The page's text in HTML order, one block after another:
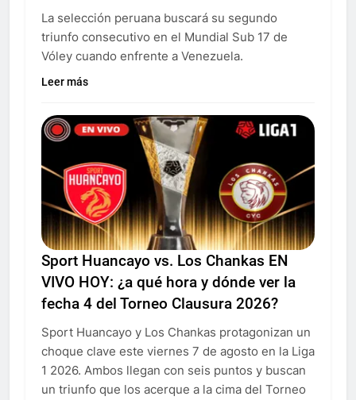
La selección peruana buscará su segundo
triunfo consecutivo en el Mundial Sub 17 de
Vóley cuando enfrente a Venezuela.
Leer más
Sport Huancayo vs. Los Chankas EN
VIVO HOY: ¿a qué hora y dónde ver la
fecha 4 del Torneo Clausura 2026?
Sport Huancayo y Los Chankas protagonizan un
choque clave este viernes 7 de agosto en la Liga
1 2026. Ambos llegan con seis puntos y buscan
un triunfo que los acerque a la cima del Torneo